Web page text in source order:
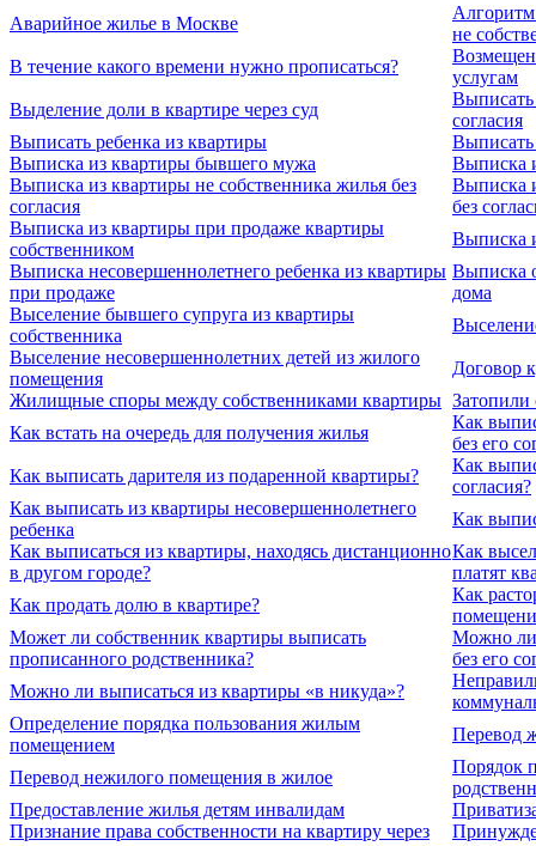
Аварийное жилье в Москве
не
В течение какого времени нужно прописаться?
услугам
Выделение доли в квартире через суд
Выписать
согласия
Выписать ребенка из квартиры
Выписать
Выписка из квартиры бывшего мужа
Выписка
Выписка из квартиры не собственника жилья без
согласия
Выписка
без
Выписка из квартиры при продаже квартиры
собственником
Выписка
Выписка несовершеннолетнего ребенка из квартиры
при продаже
Выписка
дома
Выселение бывшего супруга из квартиры
собственника
Выселение несовершеннолетних детей из жилого
помещения
Договор
Жилищные споры между собственниками квартиры Затопили
Как встать на очередь для получения жилья
Как
без его
Как выписать дарителя из подаренной квартиры?
Как
согласия?
Как выписать из квартиры несовершеннолетнего
ребенка
Как
Как выписаться из квартиры, находясь дистанционно
в другом городе?
Как
платят
Как продать долю в квартире?
Как
Может ли собственник квартиры выписать
прописанного родственника?
Можно ли
без его
Можно ли выписаться из квартиры «в никуда»?
Определение порядка пользования жилым
помещением
Перевод
Перевод нежилого помещения в жилое
Порядок
Предоставление жилья детям инвалидам
Признание права собственности на квартиру через